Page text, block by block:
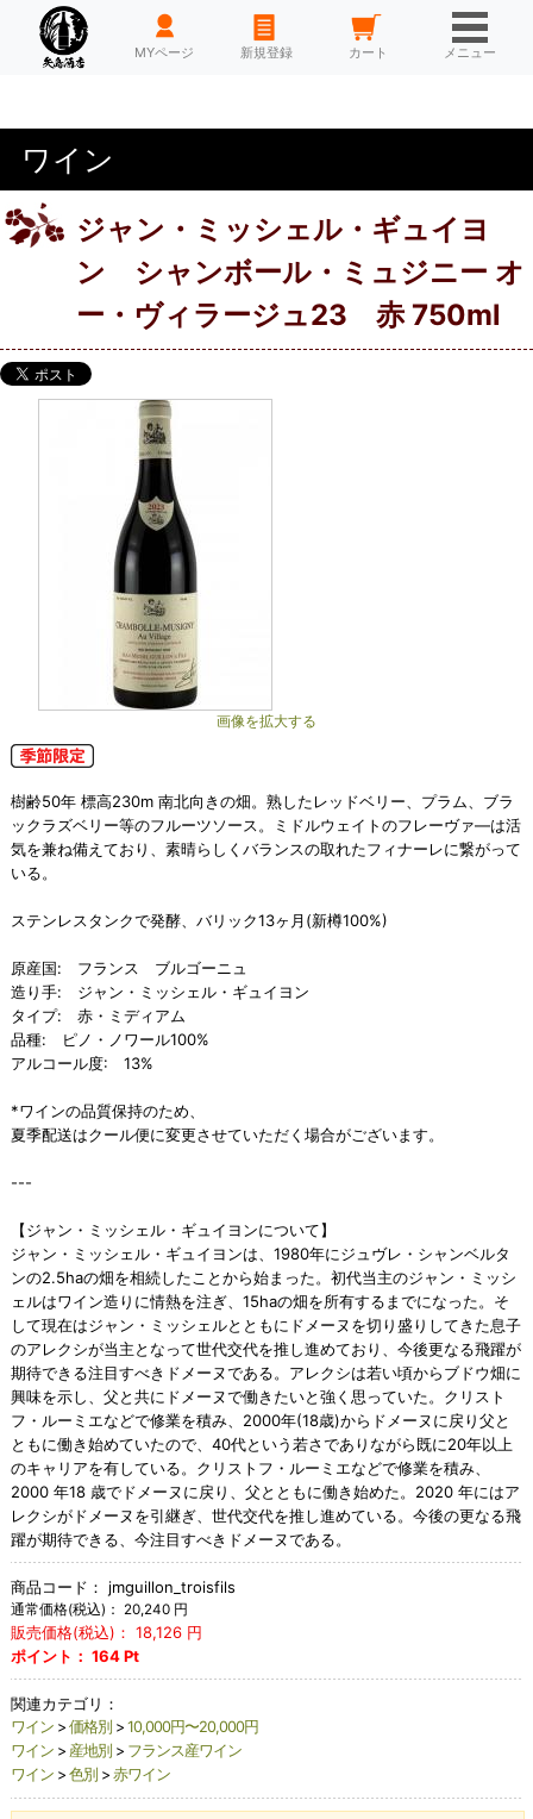
HOME MYページ 新規登録 カート メニュー
ワイン
ジャン・ミッシェル・ギュイヨ
ン シャンボール・ミュジニー オ
ー・ヴィラージュ23 赤 750ml
画像を拡大する
樹齢50年 標高230m 南北向きの畑。熟したレッドベリー、プラム、ブラ
ックラズベリー等のフルーツソース。ミドルウェイトのフレーヴァ―は活
気を兼ね備えており、素晴らしくバランスの取れたフィナーレに繋がって
いる。
ステンレスタンクで発酵、バリック13ヶ月(新樽100%)
原産国: フランス ブルゴーニュ
造り手: ジャン・ミッシェル・ギュイヨン
タイプ: 赤・ミディアム
品種: ピノ・ノワール100%
アルコール度: 13%
*ワインの品質保持のため、
夏季配送はクール便に変更させていただく場合がございます。
---
【ジャン・ミッシェル・ギュイヨンについて】
ジャン・ミッシェル・ギュイヨンは、1980年にジュヴレ・シャンベルタ
ンの2.5haの畑を相続したことから始まった。初代当主のジャン・ミッシ
ェルはワイン造りに情熱を注ぎ、15haの畑を所有するまでになった。そ
して現在はジャン・ミッシェルとともにドメーヌを切り盛りしてきた息子
のアレクシが当主となって世代交代を推し進めており、今後更なる飛躍が
期待できる注目すべきドメーヌである。アレクシは若い頃からブドウ畑に
興味を示し、父と共にドメーヌで働きたいと強く思っていた。クリスト
フ・ルーミエなどで修業を積み、2000年(18歳)からドメーヌに戻り父と
ともに働き始めていたので、40代という若さでありながら既に20年以上
のキャリアを有している。クリストフ・ルーミエなどで修業を積み、
2000 年18 歳でドメーヌに戻り、父とともに働き始めた。2020 年にはア
レクシがドメーヌを引継ぎ、世代交代を推し進めている。今後の更なる飛
躍が期待できる、今注目すべきドメーヌである。
商品コード： jmguillon_troisfils
通常価格(税込)： 20,240円
販売価格(税込)： 18,126円
ポイント： 164Pt
関連カテゴリ：
ワイン> 価格別 > 10,000円〜20,000円
ワイン> 産地別 > フランス産ワイン
ワイン> 色別 > 赤ワイン